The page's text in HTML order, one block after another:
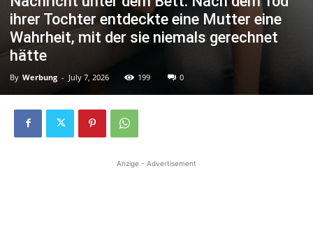
ihrer Tochter entdeckte eine Mutter eine
Wahrheit, mit der sie niemals gerechnet
hätte
By Werbung - July 7, 2026 199 0
Anzige - Advertisement